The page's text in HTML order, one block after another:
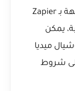
شبيهة بـ Zapier
يمكن
ميديا
على شروط